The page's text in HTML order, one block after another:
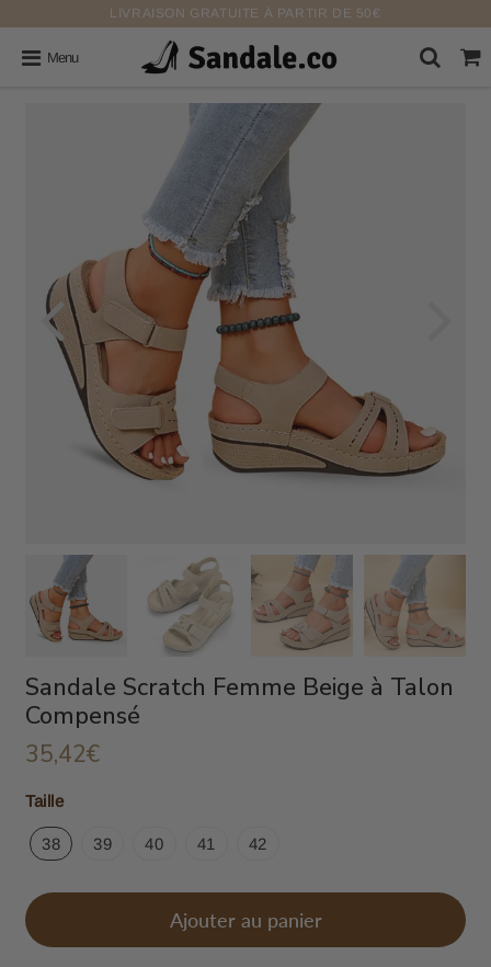
LIVRAISON GRATUITE À PARTIR DE 50€
Menu
Sandale Scratch Femme Beige à Talon
Compensé
35,42€
price
Taille
38 39 40 41 42
Ajouter au panier